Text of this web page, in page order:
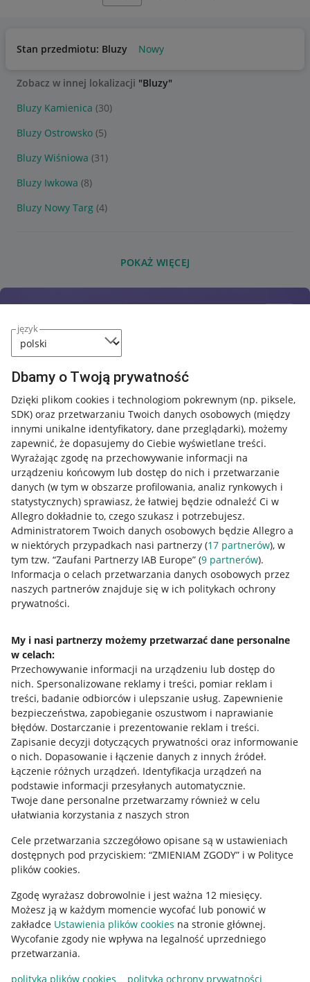
język
Dbamy o Twoją prywatność
Dzięki plikom cookies i technologiom pokrewnym (np. piksele,
SDK) oraz przetwarzaniu Twoich danych osobowych (między
innymi unikalne identyfikatory, dane przeglądarki), możemy
zapewnić, że dopasujemy do Ciebie wyświetlane treści.
Wyrażając zgodę na przechowywanie informacji na
urządzeniu końcowym lub dostęp do nich i przetwarzanie
danych (w tym w obszarze profilowania, analiz rynkowych i
statystycznych) sprawiasz, że łatwiej będzie odnaleźć Ci w
Allegro dokładnie to, czego szukasz i potrzebujesz.
Administratorem Twoich danych osobowych będzie Allegro a
w niektórych przypadkach nasi partnerzy (17 partnerów), w
tym tzw. “Zaufani Partnerzy IAB Europe” (9 partnerów).
Informacja o celach przetwarzania danych osobowych przez
naszych partnerów znajduje się w ich politykach ochrony
prywatności.
My i nasi partnerzy możemy przetwarzać dane personalne
w celach:
Przechowywanie informacji na urządzeniu lub dostęp do
nich. Spersonalizowane reklamy i treści, pomiar reklam i
treści, badanie odbiorców i ulepszanie usług. Zapewnienie
bezpieczeństwa, zapobieganie oszustwom i naprawianie
błędów. Dostarczanie i prezentowanie reklam i treści.
Zapisanie decyzji dotyczących prywatności oraz informowanie
o nich. Dopasowanie i łączenie danych z innych źródeł.
Łączenie różnych urządzeń. Identyfikacja urządzeń na
podstawie informacji przesyłanych automatycznie.
Twoje dane personalne przetwarzamy również w celu
ułatwiania korzystania z naszych stron
Cele przetwarzania szczegółowo opisane są w ustawieniach
dostępnych pod przyciskiem: “ZMIENIAM ZGODY” i w Polityce
plików cookies.
Zgodę wyrażasz dobrowolnie i jest ważna 12 miesięcy.
Możesz ją w każdym momencie wycofać lub ponowić w
zakładce Ustawienia plików cookies na stronie głównej.
Wycofanie zgody nie wpływa na legalność uprzedniego
przetwarzania.
polityka plików cookies
polityka ochrony prywatności
Stan przedmiotu: Bluzy Nowy
Zobacz w innej lokalizacji "Bluzy"
Bluzy Kamienica (30)
Bluzy Ostrowsko (5)
Bluzy Wiśniowa (31)
Bluzy Iwkowa (8)
Bluzy Nowy Targ (4)
POKAŻ WIĘCEJ
Przydatne informacje
Jak to działa
Allegro Gadane dla sprzedających
Allegro Gadane dla kupujących
Mapa miejscowości
Informacje prawne
Regulamin
Polityka plików "cookies"
Ustawienia plików "cookies"
Udostępnianie lokalizacji
Informacje dla Aktu o Usługach Cyfrowych
Pobierz aplikację